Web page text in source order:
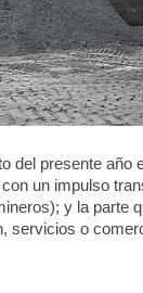
del presente año
un impulso
y la parte
servicios o